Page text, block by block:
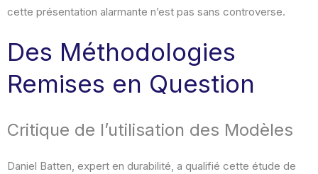
cette présentation alarmante n’est pas sans controverse.
Des Méthodologies
Remises en Question
Critique de l’utilisation des Modèles
Daniel Batten, expert en durabilité, a qualifié cette étude de